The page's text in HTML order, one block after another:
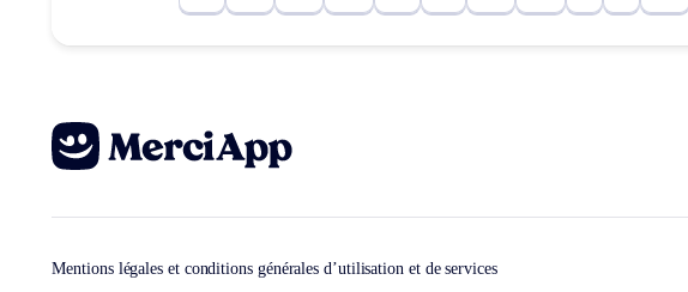
Mentions légales et conditions générales d’utilisation et de services